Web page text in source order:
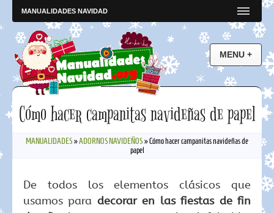
MANUALIDADES NAVIDAD
Cómo hacer campanitas navideñas de papel
MANUALIDADES »ADORNOS NAVIDEÑOS »Cómo hacer campanitas navideñas de
papel
De todos los elementos clásicos que
usamos para decorar en las fiestas de fin